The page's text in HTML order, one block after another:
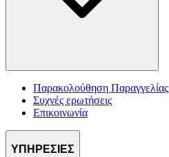
Παρακολούθηση Παραγγελίας
Συχνές ερωτήσεις
Επικοινωνία
ΥΠΗΡΕΣΙΕΣ